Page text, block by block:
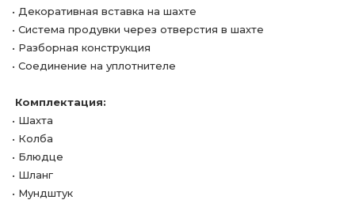
• Декоративная вставка на шахте
• Система продувки через отверстия в шахте
• Разборная конструкция
• Соединение на уплотнителе
Комплектация:
• Шахта
• Колба
• Блюдце
• Шланг
• Мундштук